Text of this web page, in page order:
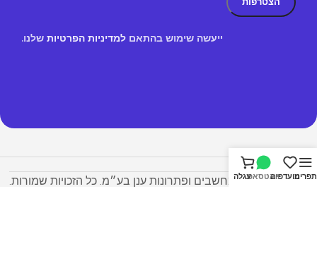
ייעשה שימוש בהתאם למדיניות הפרטיות שלנו.
© 2026 דלתא מחשבים ופתרונות ענן בע״מ. כל הזכויות שמורות.
תפריטמועדפיםוואטסאפעגלה